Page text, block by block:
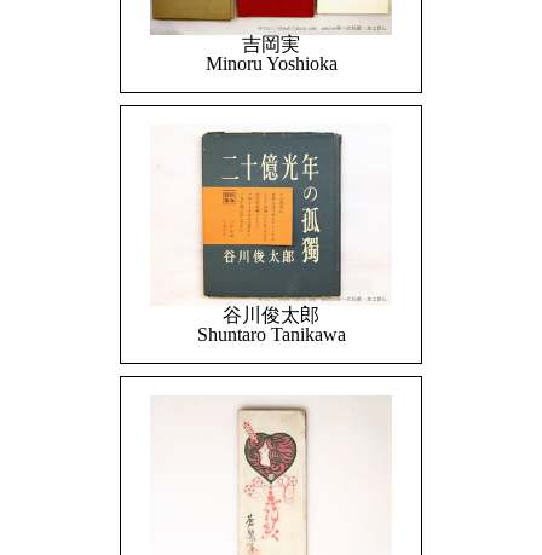
吉岡実
Minoru Yoshioka
谷川俊太郎
Shuntaro Tanikawa